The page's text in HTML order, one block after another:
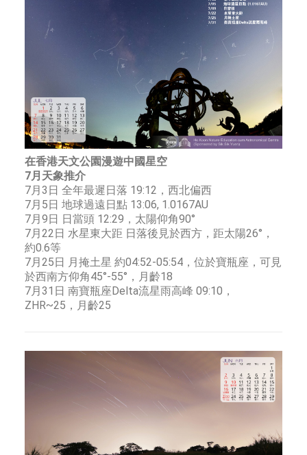
在香港天文公園漫遊中國星空
7月天象推介
7月3日 全年最遲日落 19:12，西北偏西
7月5日 地球過遠日點 13:06, 1.0167AU
7月9日 日當頭 12:29，太陽仰角90°
7月22日 水星東大距 日落後見於西方，距太陽26°，
約0.6等
7月25日 月掩土星 約04:52-05:54，位於寶瓶座，可見
於西南方仰角45°-55°，月齡18
7月31日 南寶瓶座Delta流星雨高峰 09:10，
ZHR~25，月齡25